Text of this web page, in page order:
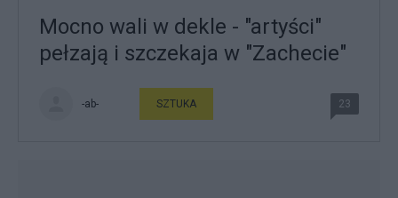
Mocno wali w dekle - "artyści"
pełzają i szczekaja w "Zachecie"
-ab- SZTUKA 23